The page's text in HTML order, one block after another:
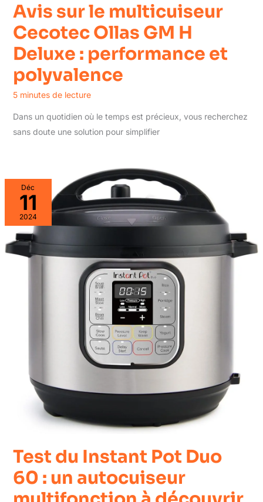
Avis sur le multicuiseur
Cecotec Ollas GM H
Deluxe : performance et
polyvalence
5 minutes de lecture
Dans un quotidien où le temps est précieux, vous recherchez
sans doute une solution pour simplifier
Déc
11
2024
Test du Instant Pot Duo
60 : un autocuiseur